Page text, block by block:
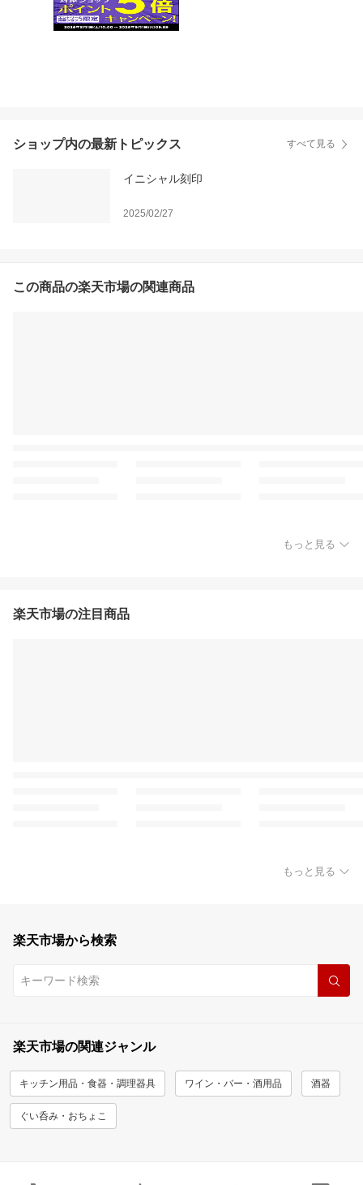
ショップ内の最新トピックス すべて見る
イニシャル刻印
2025/02/27
この商品の楽天市場の関連商品
もっと見る
楽天市場の注目商品
もっと見る
楽天市場から検索
楽天市場の関連ジャンル
キッチン用品・食器・調理器具 ワイン・バー・酒用品 酒器
ぐい呑み・おちょこ